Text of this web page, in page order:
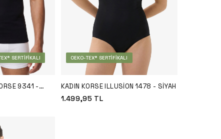
SERTIFIKALI
9341 -
OEKO-TEX® SERTIFIKALI
KADIN KORSE ILLUSION 1478 - SIYAH
1.499,95TL